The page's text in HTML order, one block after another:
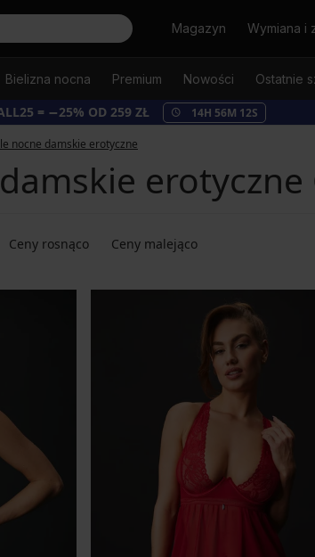
SzukajMagazyn Wymiana i
Bielizna nocna Premium Nowości Ostatnie
= −25% OD 259 ZŁ 14H 56M 12S
nocne damskie erotyczne
erotyczne
Ceny rosnąco Ceny malejąco